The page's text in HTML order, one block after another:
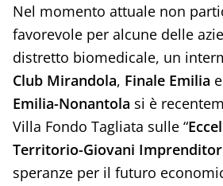
Nel momento attuale non
favorevole per alcune delle
distretto biomedicale, un
Club Mirandola, Finale Emilia e
Emilia-Nonantola si è
Villa Fondo Tagliata sulle “
Territorio-Giovani
speranze per il futuro